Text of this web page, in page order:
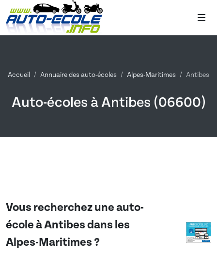
Accueil Annuaire des auto-écoles Alpes-Maritimes Antibes
Auto-écoles à Antibes (06600)
Vous recherchez une auto-
école àAntibesdans les
Alpes-Maritimes ?